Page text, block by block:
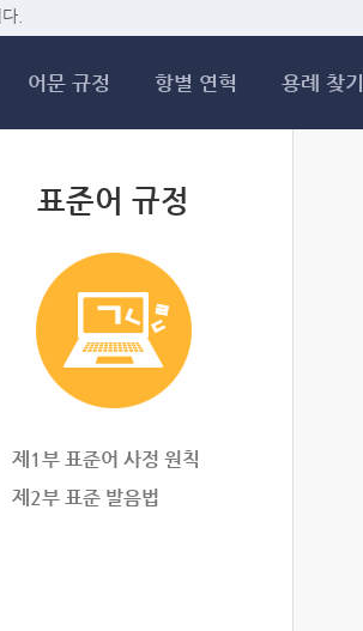
.
어문 규정 항별 연혁 용례 찾기
표준어 규정
제1부 표준어 사정 원칙
제2부 표준 발음법